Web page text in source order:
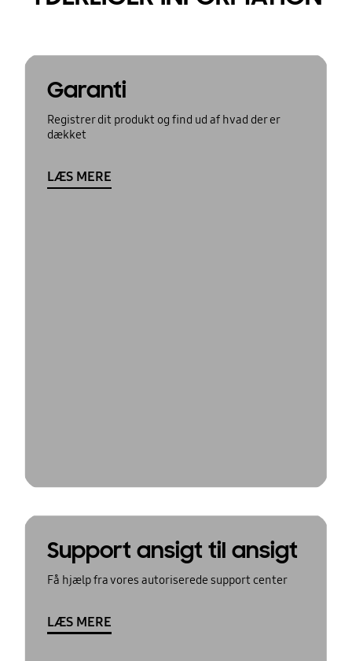
Garanti
Registrer dit produkt og find ud af hvad der er
dækket
LÆS MERE
Support ansigt til ansigt
Få hjælp fra vores autoriserede support center
LÆS MERE